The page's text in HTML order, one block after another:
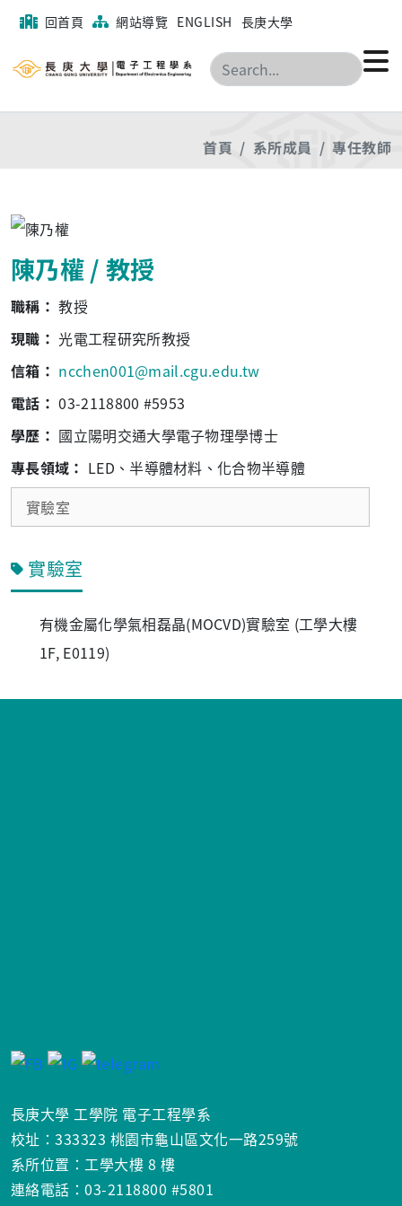
回首頁 網站導覽 ENGLISH 長庚大學
搜尋
首頁 系所成員 專任教師
陳乃權 / 教授
職稱： 教授
現職： 光電工程研究所教授
信箱： ncchen001@mail.cgu.edu.tw
電話： 03-2118800 #5953
學歷： 國立陽明交通大學電子物理學博士
專長領域： LED、半導體材料、化合物半導體
實驗室
實驗室
有機金屬化學氣相磊晶(MOCVD)實驗室 (工學大樓
1F, E0119)
長庚大學 工學院 電子工程學系
校址：333323 桃園市龜山區文化一路259號
系所位置：工學大樓 8 樓
連絡電話：03-2118800 #5801